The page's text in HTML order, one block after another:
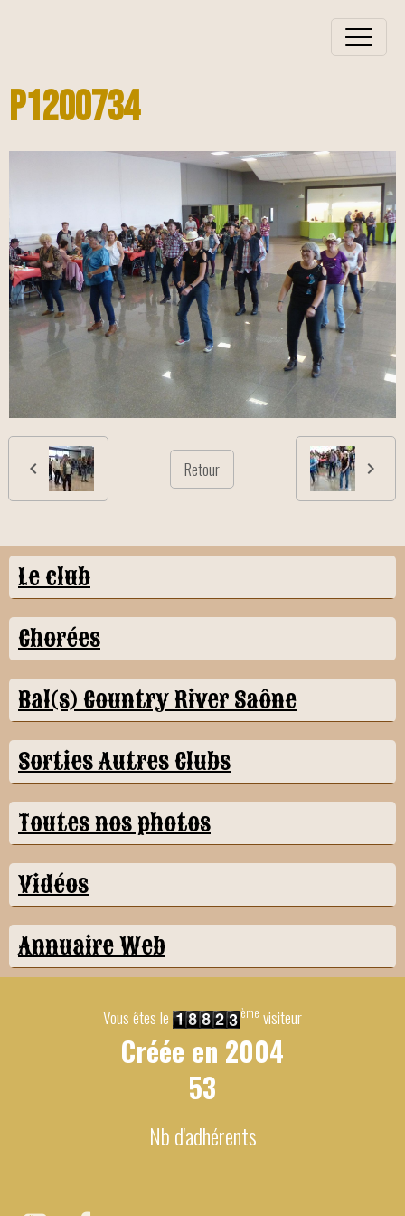
P1200734
Retour
Le club
Chorées
Bal(s) Country River Saône
Sorties Autres Clubs
Toutes nos photos
Vidéos
Annuaire Web
Vous êtes le ème visiteur
Créée en 2004
53
Nb d'adhérents